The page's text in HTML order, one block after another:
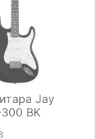
Jay
BK